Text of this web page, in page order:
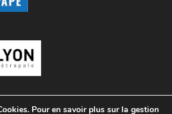
Pour en savoir plus sur la gestion